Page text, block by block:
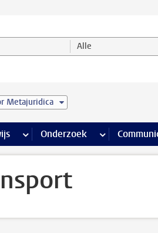
categorie Alle
Metajuridica
pagina’s
meer Onderwijs pagina’s
Onderzoek meer